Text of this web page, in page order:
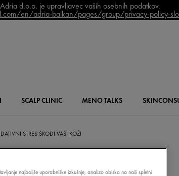
d.o.o. je upravljavec vaših osebnih podatkov.
en/adria-balkan/pages/group/privacy-policy-
SCALPCLINIC MENOTALKS SKIN
STRES ŠKODI VAŠI KOŽI
najboljše uporabniške izkušnje, analizo obiska na naši spletni